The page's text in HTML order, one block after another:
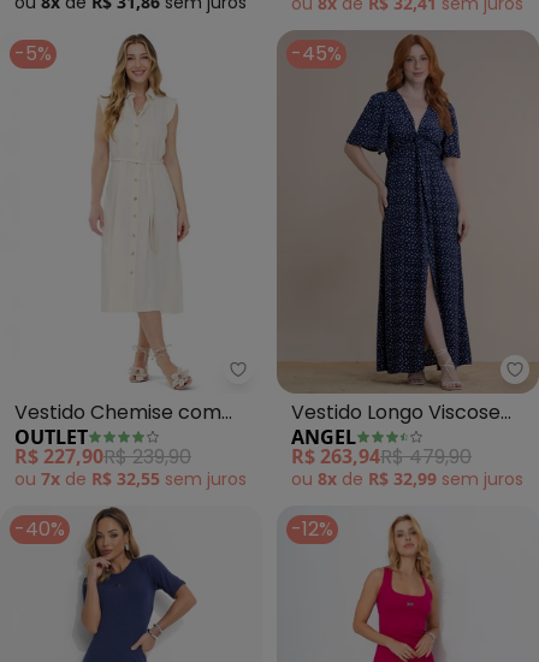
-5%
Outlet - Vestido Chemise com
Vestido Chemise com
Faixa Adulto Feminino
(Branco)
OUTLET
R$ 227,90R$ 239,90
ou 7x de R$ 32,55 sem juros
-45%
Vestido Longo Viscose
Estampada (Azul)
ANGEL
R$ 263,94R$ 479,90
ou 8x de R$ 32,99 sem juros
-40% -12%